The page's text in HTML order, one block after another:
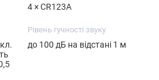
4 × CR123A
Рівень гучності звуку
до 100 дБ на відстані 1 м